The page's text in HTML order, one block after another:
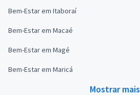
Bem-Estar em Itaboraí
Bem-Estar em Macaé
Bem-Estar em Magé
Bem-Estar em Maricá
Mostrar mais